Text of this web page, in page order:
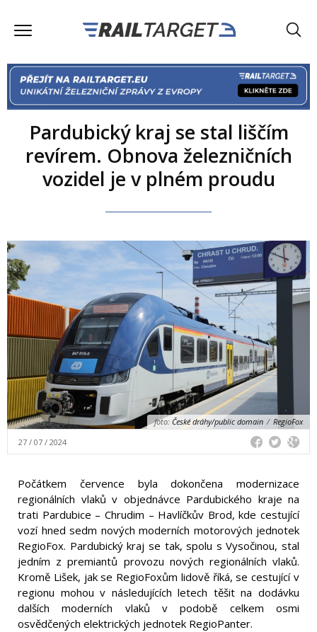
Pardubický kraj se stal liščím
revírem. Obnova železničních
vozidel je v plném proudu
foto: České dráhy/public domain / RegioFox
27 / 07 / 2024
Počátkem července byla dokončena modernizace
regionálních vlaků v objednávce Pardubického kraje na
trati Pardubice – Chrudim – Havlíčkův Brod, kde cestující
vozí hned sedm nových moderních motorových jednotek
RegioFox. Pardubický kraj se tak, spolu s Vysočinou, stal
jedním z premiantů provozu nových regionálních vlaků.
Kromě Lišek, jak se RegioFoxům lidově říká, se cestující v
regionu mohou v následujících letech těšit na dodávku
dalších moderních vlaků v podobě celkem osmi
osvědčených elektrických jednotek RegioPanter.